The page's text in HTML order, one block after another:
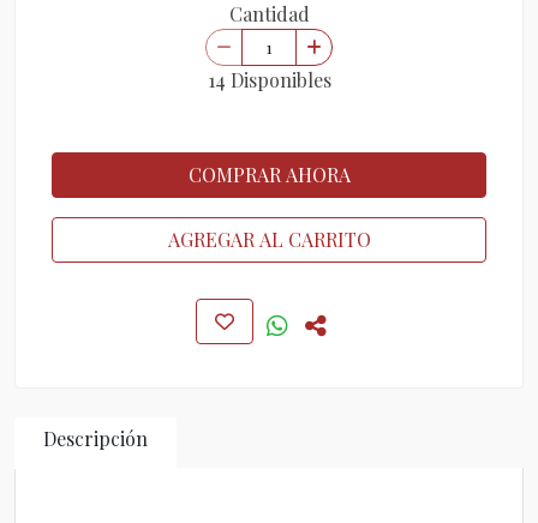
Cantidad
14 Disponibles
COMPRAR AHORA
AGREGAR AL CARRITO
Descripción